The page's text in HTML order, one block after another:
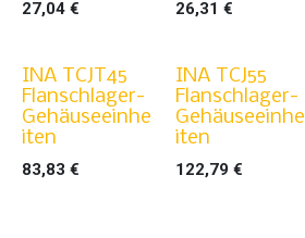
27,04 € 26,31 €
INA TCJT45
Flanschlager-
Gehäuseeinhe
iten
83,83 €
INA TCJ55
Flanschlager-
Gehäuseeinhe
iten
122,79 €